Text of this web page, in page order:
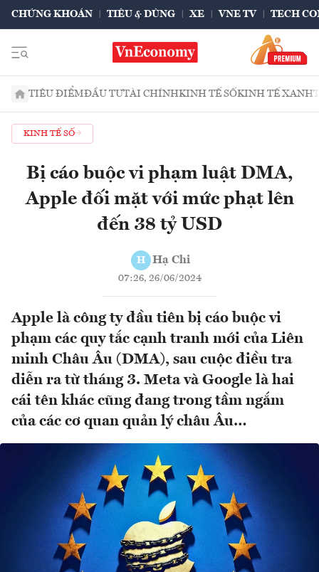
CHỨNG KHOÁN TIÊU & DÙNG XE VNE TV TECH
TIÊU ĐIỂMĐẦU TƯTÀI CHÍNHKINH TẾ SỐKINH TẾ XANH
KINH TẾ SỐ
Bị cáo buộc vi phạm luật DMA,
Apple đối mặt với mức phạt lên
đến 38 tỷ USD
H Hạ Chi
07:26, 26/06/2024
Apple là công ty đầu tiên bị cáo buộc vi
phạm các quy tắc cạnh tranh mới của Liên
minh Châu Âu (DMA), sau cuộc điều tra
diễn ra từ tháng 3. Meta và Google là hai
cái tên khác cũng đang trong tầm ngắm
của các cơ quan quản lý châu Âu…